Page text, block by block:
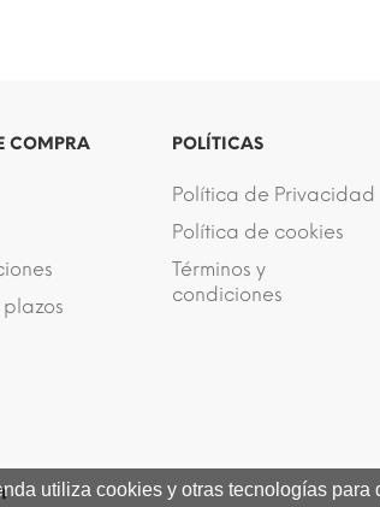
COMPRA POLÍTICAS
Política de Privacidad
Política de cookies
Términos y
condiciones
utiliza cookies y otras tecnologías